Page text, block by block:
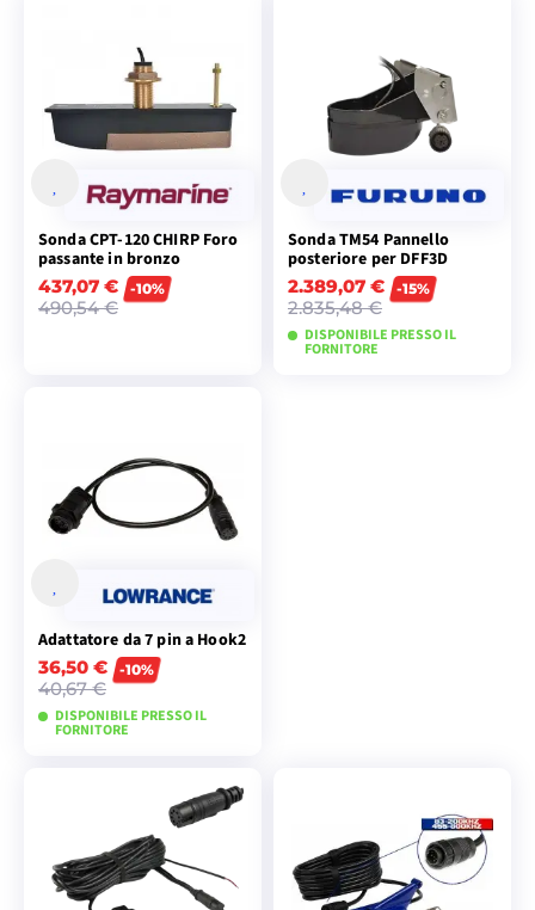
Sonda CPT-120 CHIRP Foro
passante in bronzo
437,07 €
490,54 €
-10%
Sonda TM54 Pannello
posteriore per DFF3D
2.389,07 €
2.835,48 €
-15%
DISPONIBILE PRESSO IL
FORNITORE
Adattatore da 7 pin a Hook2
36,50 €
40,67 €
-10%
DISPONIBILE PRESSO IL
FORNITORE
AGGIUNGI AL
CARRELLO